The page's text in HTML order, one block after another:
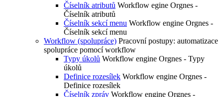
Číselník atributů Workflow egine Orgnes -
Číselník atributů
Číselník sekcí menu Workflow engine Orgnes -
Číselník sekcí menu
Workflow (spolupráce) Pracovní postupy: automatizace
spolupráce pomocí workflow
Typy úkolů Workflow engine Orgnes - Typy
úkolů
Definice rozesílek Workflow engine Orgnes -
Definice rozesílek
Číselník zpráv Workflow engine Orgnes -